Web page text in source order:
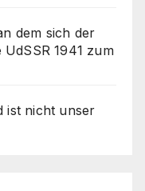
dem sich der
1941 zum
ist nicht unser